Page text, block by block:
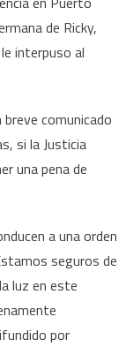
de Ricky,
interpuso al
comunicado
si la Justicia
una pena de
a una orden
seguros de
luz en este
por